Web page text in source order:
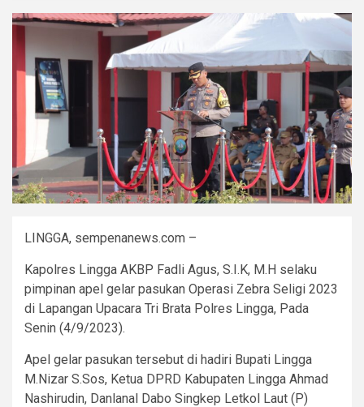
LINGGA, sempenanews.com –
Kapolres Lingga AKBP Fadli Agus, S.I.K, M.H selaku
pimpinan apel gelar pasukan Operasi Zebra Seligi 2023
di Lapangan Upacara Tri Brata Polres Lingga, Pada
Senin (4/9/2023).
Apel gelar pasukan tersebut di hadiri Bupati Lingga
M.Nizar S.Sos, Ketua DPRD Kabupaten Lingga Ahmad
Nashirudin, Danlanal Dabo Singkep Letkol Laut (P)